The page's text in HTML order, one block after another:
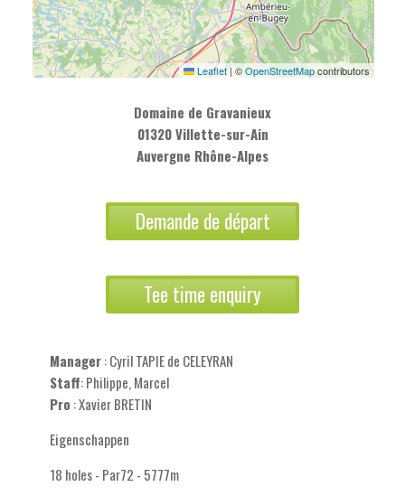
Leaflet | ©OpenStreetMapcontributors
Domaine de Gravanieux
01320 Villette-sur-Ain
Auvergne Rhône-Alpes
Demande de départ
Tee time enquiry
Manager: Cyril TAPIE de CELEYRAN
Staff: Philippe, Marcel
Pro : Xavier BRETIN
Eigenschappen
18 holes - Par72 - 5777m